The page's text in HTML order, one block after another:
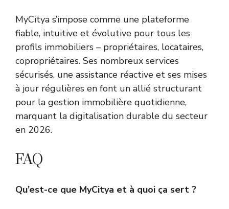
MyCitya s’impose comme une plateforme
fiable, intuitive et évolutive pour tous les
profils immobiliers – propriétaires, locataires,
copropriétaires. Ses nombreux services
sécurisés, une assistance réactive et ses mises
à jour régulières en font un allié structurant
pour la gestion immobilière quotidienne,
marquant la digitalisation durable du secteur
en 2026.
FAQ
Qu’est-ce que MyCitya et à quoi ça sert ?